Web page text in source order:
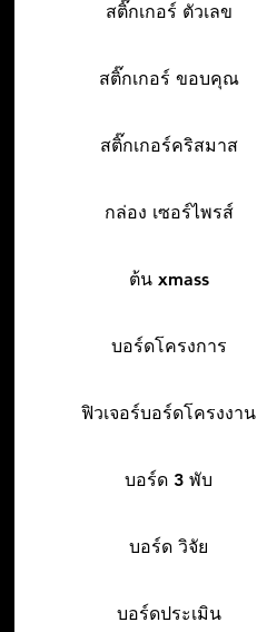
สติ๊กเกอร์ ตัวเลข
สติ๊กเกอร์ ขอบคุณ
สติ๊กเกอร์คริสมาส
กล่อง เซอร์ไพรส์
ต้น xmass
บอร์ดโครงการ
ฟิวเจอร์บอร์ดโครงงาน
บอร์ด 3 พับ
บอร์ด วิจัย
บอร์ดประเมิน